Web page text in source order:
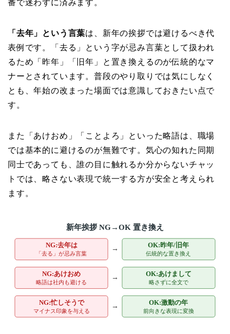
番で迷わずに済みます。
「去年」という言葉は、新年の挨拶では避けるべき代
表例です。「去る」という字が忌み言葉として扱われ
るため「昨年」「旧年」と置き換えるのが伝統的なマ
ナーとされています。普段のやり取りでは気にしなく
とも、年始の改まった場面では意識しておきたい点で
す。
また「あけおめ」「ことよろ」といった略語は、職場
では基本的に避けるのが無難です。気心の知れた同期
同士であっても、誰の目に触れるか分からないチャッ
トでは、略さない表現で統一する方が安全と考えられ
ます。